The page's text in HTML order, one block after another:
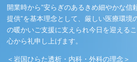
開業時から”安らぎのあるきめ細やかな信
提供”を基本理念として、厳しい医療環境
の暖かいご支援に支えられ今日を迎える
心から礼申し上げます。
＜岩国ひらた透析・内科・外科の理念＞